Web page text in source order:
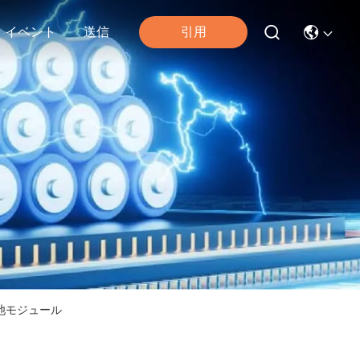
イベント 送信 引用
モジュール